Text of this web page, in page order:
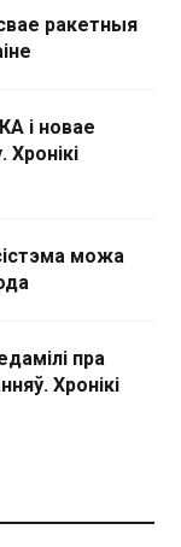
ракетныя
і новае
Хронікі
можа
пра
Хронікі